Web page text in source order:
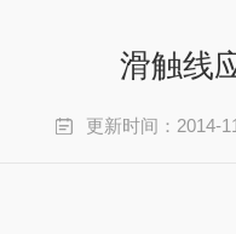
滑触线
更新时间：2014-